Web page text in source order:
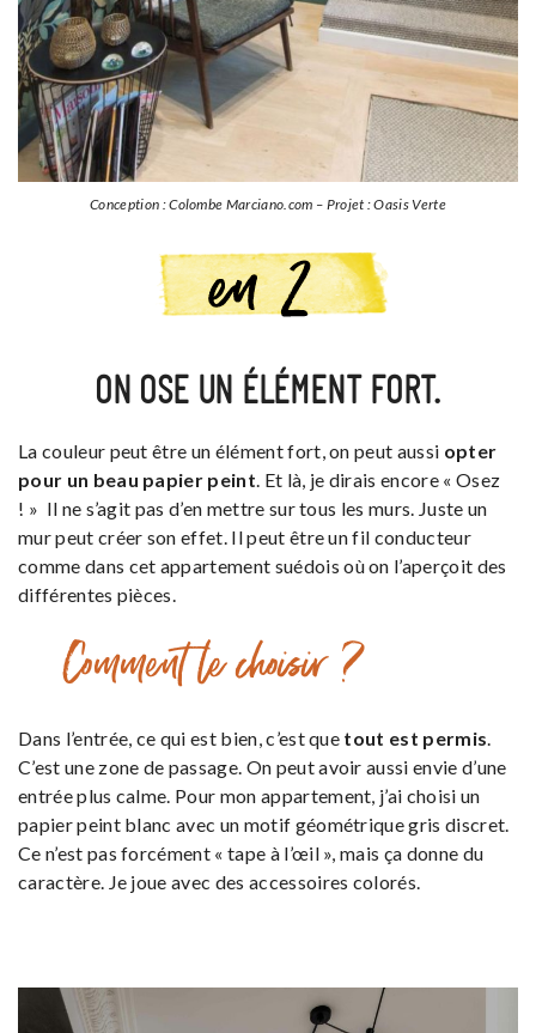
Conception : Colombe Marciano.com – Projet : Oasis Verte
ON OSE UN ÉLÉMENT FORT.
La couleur peut être un élément fort, on peut aussi opter
pour un beau papier peint. Et là, je dirais encore « Osez
! » Il ne s’agit pas d’en mettre sur tous les murs. Juste un
mur peut créer son effet. Il peut être un fil conducteur
comme dans cet appartement suédois où on l’aperçoit des
différentes pièces.
Comment le choisir ?
Dans l’entrée, ce qui est bien, c’est que tout est permis.
C’est une zone de passage. On peut avoir aussi envie d’une
entrée plus calme. Pour mon appartement, j’ai choisi un
papier peint blanc avec un motif géométrique gris discret.
Ce n’est pas forcément « tape à l’œil », mais ça donne du
caractère. Je joue avec des accessoires colorés.